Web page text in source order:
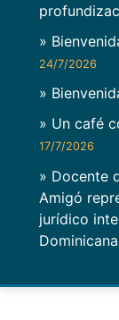
»
24/7/2026
»
» Un café
17/7/2026
» Docente
Amigó
jurídico
Dominicana